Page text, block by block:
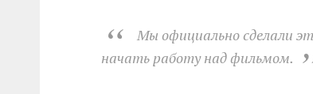
Мы официально сделали
начать работу над фильмом.